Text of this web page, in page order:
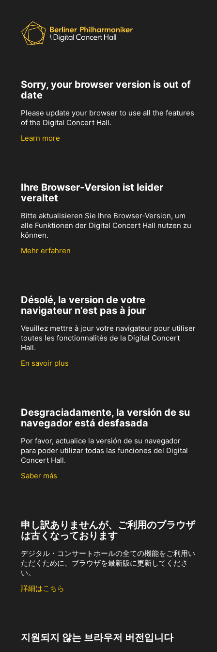
Sorry, your browser version is out of
date
Please update your browser to use all the features
of the Digital Concert Hall.
Learn more
Ihre Browser-Version ist leider
veraltet
Bitte aktualisieren Sie Ihre Browser-Version, um
alle Funktionen der Digital Concert Hall nutzen zu
können.
Mehr erfahren
Désolé, la version de votre
navigateur n’est pas à jour
Veuillez mettre à jour votre navigateur pour utiliser
toutes les fonctionnalités de la Digital Concert
Hall.
En savoir plus
Desgraciadamente, la versión de su
navegador está desfasada
Por favor, actualice la versión de su navegador
para poder utilizar todas las funciones del Digital
Concert Hall.
Saber más
申し訳ありませんが、ご利用のブラウザ
は古くなっております
デジタル・コンサートホールの全ての機能をご利用い
ただくために、ブラウザを最新版に更新してくださ
い。
詳細はこちら
지원되지 않는 브라우저 버전입니다